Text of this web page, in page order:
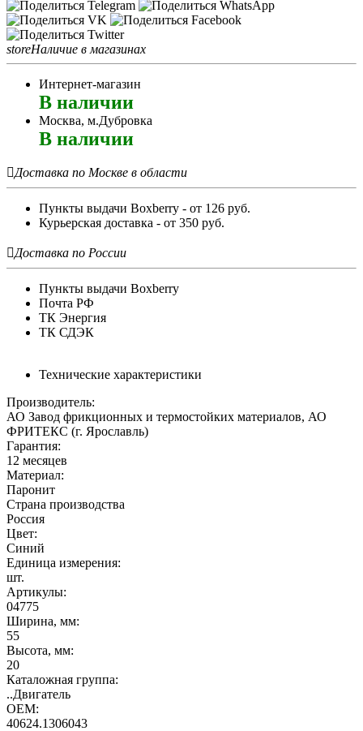
storeНаличие в магазинах
Интернет-магазин
В наличии
Москва, м.Дубровка
В наличии
Доставка по Москве в области
Пункты выдачи Boxberry - от 126 руб.
Курьерская доставка - от 350 руб.
Доставка по России
Пункты выдачи Boxberry
Почта РФ
ТК Энергия
ТК СДЭК
Технические характеристики
Производитель:
АО Завод фрикционных и термостойких материалов, АО
ФРИТЕКС (г. Ярославль)
Гарантия:
12 месяцев
Материал:
Паронит
Страна производства
Россия
Цвет:
Синий
Единица измерения:
шт.
Артикулы:
04775
Ширина, мм:
55
Высота, мм:
20
Каталожная группа:
..Двигатель
OEM:
40624.1306043